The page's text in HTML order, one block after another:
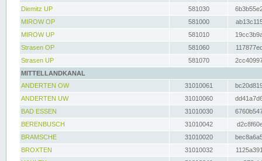
Diemitz UP
581030
MIROW OP
581000
MIROW UP
581010
Strasen OP
581060
Strasen UP
581070
MITTELLANDKANAL
ANDERTEN OW
31010061
ANDERTEN UW
31010060
BAD ESSEN
31010030
BERENBUSCH
31010042
BRAMSCHE
31010020
BROXTEN
31010032